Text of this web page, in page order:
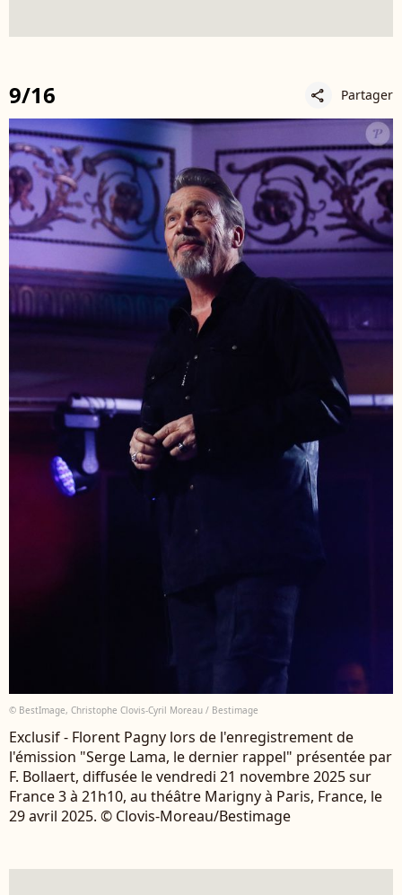
9/16 share Partager
© BestImage, Christophe Clovis-Cyril Moreau / Bestimage
Exclusif - Florent Pagny lors de l'enregistrement de
l'émission "Serge Lama, le dernier rappel" présentée par
F. Bollaert, diffusée le vendredi 21 novembre 2025 sur
France 3 à 21h10, au théâtre Marigny à Paris, France, le
29 avril 2025. © Clovis-Moreau/Bestimage